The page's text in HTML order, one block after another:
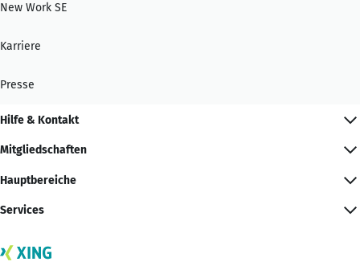
New Work SE
Karriere
Presse
Hilfe & Kontakt
Mitgliedschaften
Hauptbereiche
Services